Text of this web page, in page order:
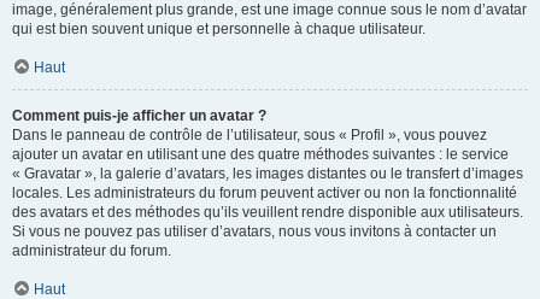
image, généralement plus grande, est une image connue sous le nom d’avatar
qui est bien souvent unique et personnelle à chaque utilisateur.
Haut
Comment puis-je afficher un avatar ?
Dans le panneau de contrôle de l’utilisateur, sous « Profil », vous pouvez
ajouter un avatar en utilisant une des quatre méthodes suivantes : le service
« Gravatar », la galerie d’avatars, les images distantes ou le transfert d’images
locales. Les administrateurs du forum peuvent activer ou non la fonctionnalité
des avatars et des méthodes qu’ils veuillent rendre disponible aux utilisateurs.
Si vous ne pouvez pas utiliser d’avatars, nous vous invitons à contacter un
administrateur du forum.
Haut